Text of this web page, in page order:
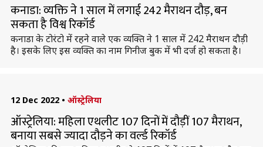
कनाडा: व्यक्ति ने 1 साल में लगाई 242 मैराथन दौड़, बन
सकता है विश्व रिकॉर्ड
कनाडा के टोरंटो में रहने वाले एक व्यक्ति ने 1 साल में 242 मैराथन दौड़ी
है। इसके लिए इस व्यक्ति का नाम गिनीज बुक में भी दर्ज हो सकता है।
12 Dec 2022 • ऑस्ट्रेलिया
ऑस्ट्रेलिया: महिला एथलीट 107 दिनों में दौड़ीं 107 मैराथन,
बनाया सबसे ज्यादा दौड़ने का वर्ल्ड रिकॉर्ड